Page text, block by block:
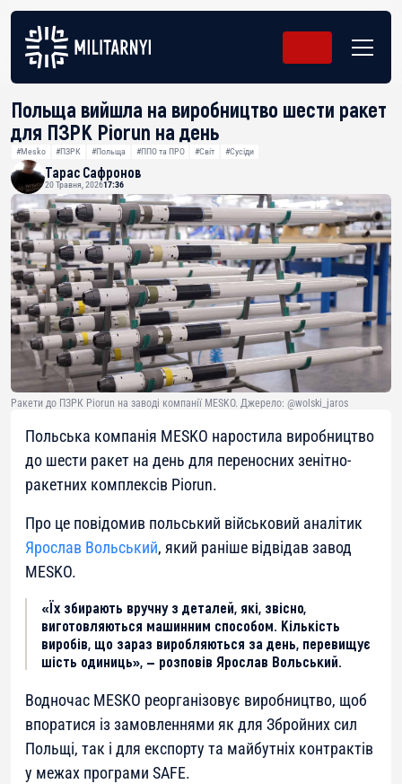
Польща вийшла на виробництво шести ракет
для ПЗРК Piorun на день
#Mesko #ПЗРК #Польща #ППО та ПРО #Світ #Сусіди
Тарас Сафронов
20 Травня, 202617:36
Ракети до ПЗРК Piorun на заводі компанії MESKO. Джерело: @wolski_jaros
Польська компанія MESKO наростила виробництво
до шести ракет на день для переносних зенітно-
ракетних комплексів Piorun.
Про це повідомив польський військовий аналітик
Ярослав Вольський, який раніше відвідав завод
MESKO.
«Їх збирають вручну з деталей, які, звісно,
виготовляються машинним способом. Кількість
виробів, що зараз виробляються за день, перевищує
шість одиниць», — розповів Ярослав Вольський.
Водночас MESKO реорганізовує виробництво, щоб
впоратися із замовленнями як для Збройних сил
Польщі, так і для експорту та майбутніх контрактів
у межах програми SAFE.